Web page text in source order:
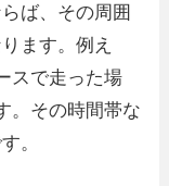
ば、その周囲
ます。例え
スで走った場
。その時間帯な
。